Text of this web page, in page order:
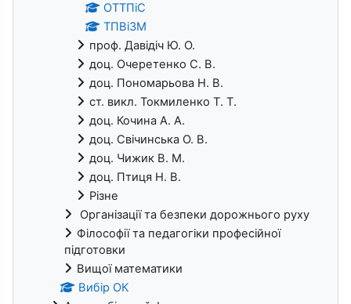
ОТТПіС
ТПВіЗМ
проф. Давідіч Ю. О.
доц. Очеретенко С. В.
доц. Пономарьова Н. В.
ст. викл. Токмиленко Т. Т.
доц. Кочина А. А.
доц. Свічинська О. В.
доц. Чижик В. М.
доц. Птиця Н. В.
Різне
Організації та безпеки дорожнього руху
Філософії та педагогіки професійної
підготовки
Вищої математики
Вибір ОК